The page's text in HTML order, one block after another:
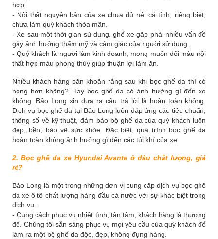
hợp:
- Nội thất nguyên bản của xe chưa đủ nét cá tính, riêng biệt,
chưa làm quý khách thỏa mãn.
- Xe sau một thời gian sử dụng, ghế xe gặp phải nhiều vấn đề
gây ảnh hưởng thẩm mỹ và cảm giác của người sử dụng.
- Quý khách là người làm kinh doanh, mong muốn đổi màu nội
thất hợp màu phong thủy giúp thuận lợi làm ăn.
Nhiều khách hàng băn khoăn rằng sau khi bọc ghế da thì có
nóng hơn không? Hay bọc ghế da có ảnh hưởng gì đến xe
không. Bảo Long xin đưa ra câu trả lời là hoàn toàn không.
Dịch vụ bọc ghế da tại Bảo Long luôn đáp ứng các tiêu chuẩn,
thông số về kỹ thuật, đảm bảo bộ ghế da của quý khách luôn
đẹp, bền, bảo vệ sức khỏe. Đặc biệt, quá trình bọc ghế da
hoàn toàn không ảnh hưởng gì đến các túi khí của xe.
2. Bọc ghế da xe Hyundai Avante ở đâu chất lượng, giá
rẻ?
Bảo Long là một trong những đơn vị cung cấp dịch vụ bọc ghế
da xe ô tô chất lượng hàng đầu cả nước với sự khác biệt trong
dịch vụ:
- Cung cách phục vụ nhiệt tình, tận tâm, khách hàng là thượng
đế. Chúng tôi sẵn sàng phục vụ mọi yêu cầu của quý khách để
làm ra một bộ ghế da độc, đẹp, không đụng hàng.